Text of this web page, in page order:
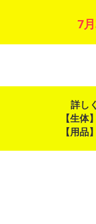
7
詳し
【生
【用